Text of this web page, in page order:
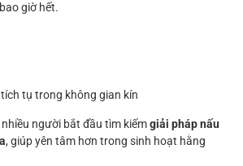
giờ hết.
tụ trong không gian kín
người bắt đầu tìm kiếmgiải pháp nấu
, giúp yên tâm hơn trong sinh hoạt hằng